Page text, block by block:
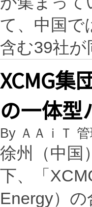
て、中国で
含む39社
XCMG集
の一体型
By ＡＡｉＴ
徐州（中国
下、「
Energy）